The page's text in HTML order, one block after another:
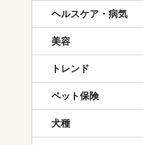
ヘルスケア・病気
美容
トレンド
ペット保険
犬種